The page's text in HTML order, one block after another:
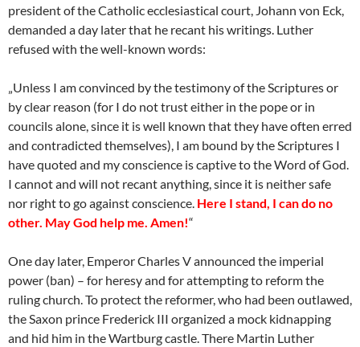
president of the Catholic ecclesiastical court, Johann von Eck,
demanded a day later that he recant his writings. Luther
refused with the well-known words:
„Unless I am convinced by the testimony of the Scriptures or
by clear reason (for I do not trust either in the pope or in
councils alone, since it is well known that they have often erred
and contradicted themselves), I am bound by the Scriptures I
have quoted and my conscience is captive to the Word of God.
I cannot and will not recant anything, since it is neither safe
nor right to go against conscience. Here I stand, I can do no
other. May God help me. Amen!“
One day later, Emperor Charles V announced the imperial
power (ban) – for heresy and for attempting to reform the
ruling church. To protect the reformer, who had been outlawed,
the Saxon prince Frederick III organized a mock kidnapping
and hid him in the Wartburg castle. There Martin Luther